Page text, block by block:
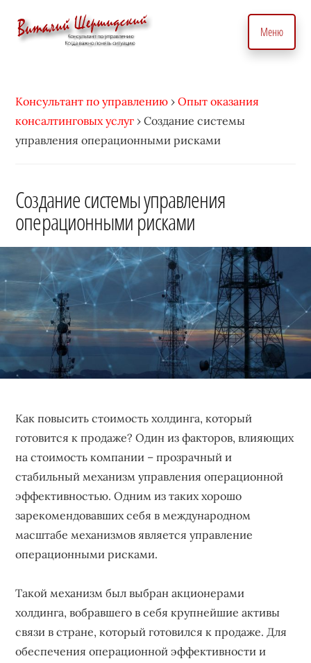
Дополнительное
меню
вопросам
управления
бизнесом.
подходом
•
Виталий
Шершидский
по
вопросам
управления.
для
точного
управление
эффективного
развития
бизнеса,
создающее
устойчивые
конкурентные
Меню
Консультант по управлению ›Опыт оказания
консалтинговых услуг ›Создание системы
управления операционными рисками
Создание системы управления
операционными рисками
Как повысить стоимость холдинга, который
готовится к продаже? Один из факторов, влияющих
на стоимость компании – прозрачный и
стабильный механизм управления операционной
эффективностью. Одним из таких хорошо
зарекомендовавших себя в международном
масштабе механизмов является управление
операционными рисками.
Такой механизм был выбран акционерами
холдинга, вобравшего в себя крупнейшие активы
связи в стране, который готовился к продаже. Для
обеспечения операционной эффективности и